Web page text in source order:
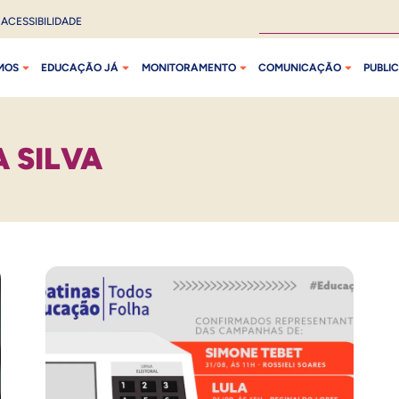
ACESSIBILIDADE
EDUCAÇÃO JÁ MONITORAMENTO COMUNICAÇÃO
SILVA